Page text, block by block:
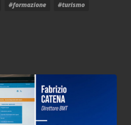
#formazione
#turismo